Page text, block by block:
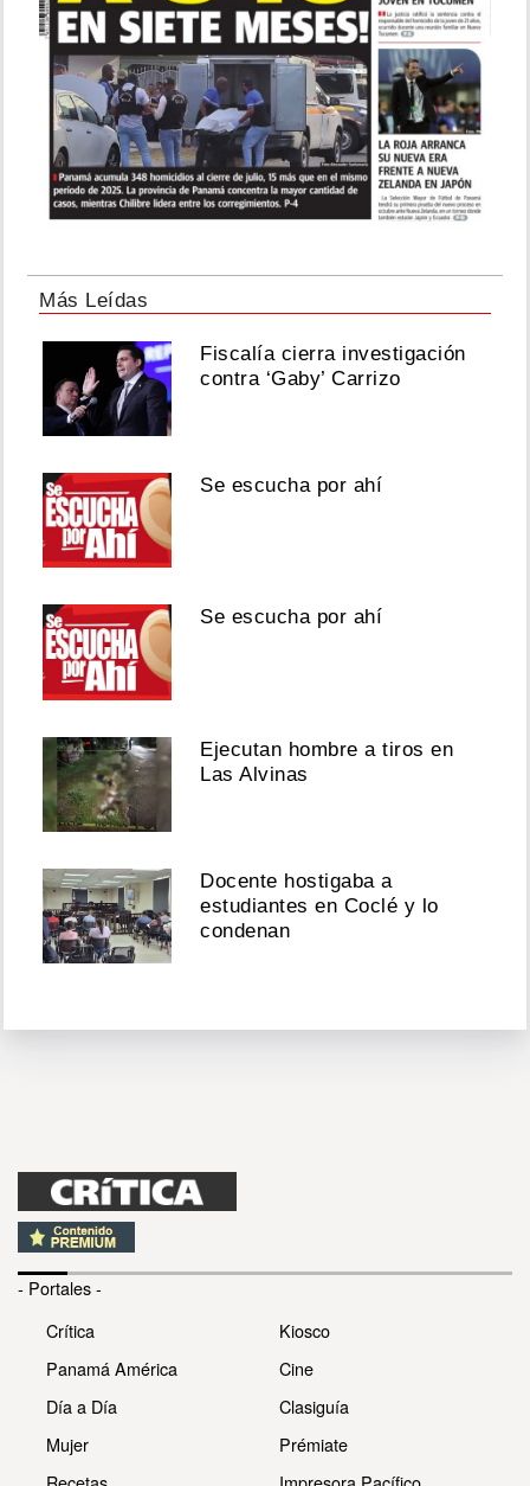
Más Leídas
Fiscalía cierra investigación
contra ‘Gaby’ Carrizo
Se escucha por ahí
Se escucha por ahí
Ejecutan hombre a tiros en
Las Alvinas
Docente hostigaba a
estudiantes en Coclé y lo
condenan
- Portales -
Crítica
Panamá América
Día a Día
Mujer
Kiosco
Cine
Clasiguía
Prémiate